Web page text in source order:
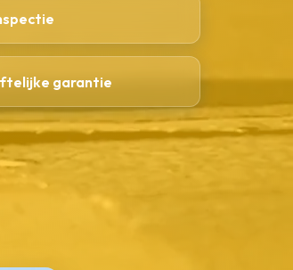
garantie